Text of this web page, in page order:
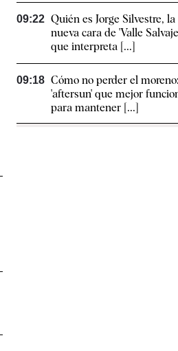
09:22 Quién es Jorge Silvestre, la
nueva cara de 'Valle
que interpreta [...]
09:18 Cómo no perder el
'aftersun' que mejor
para mantener [...]